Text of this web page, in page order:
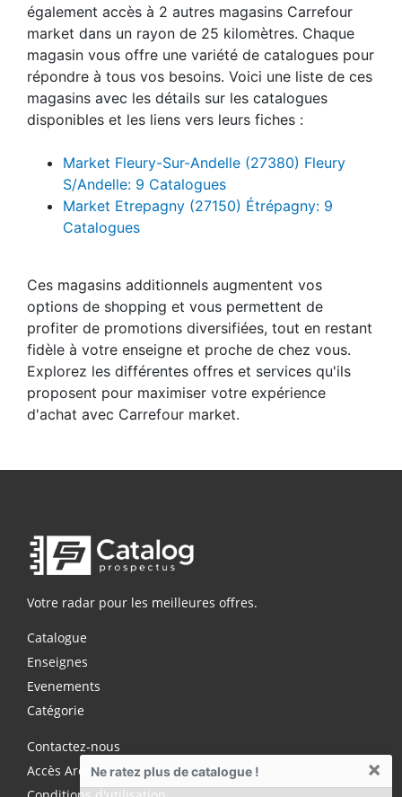
Ne ratez plus de catalogue ! ×
également accès à 2 autres magasins Carrefour
market dans un rayon de 25 kilomètres. Chaque
magasin vous offre une variété de catalogues pour
répondre à tous vos besoins. Voici une liste de ces
magasins avec les détails sur les catalogues
disponibles et les liens vers leurs fiches :
Market Fleury-Sur-Andelle (27380) Fleury
S/Andelle: 9 Catalogues
Market Etrepagny (27150) Étrépagny: 9
Catalogues
Ces magasins additionnels augmentent vos
options de shopping et vous permettent de
profiter de promotions diversifiées, tout en restant
fidèle à votre enseigne et proche de chez vous.
Explorez les différentes offres et services qu'ils
proposent pour maximiser votre expérience
d'achat avec Carrefour market.
Votre radar pour les meilleures offres.
Catalogue
Enseignes
Evenements
Catégorie
Contactez-nous
Accès Archives Premium